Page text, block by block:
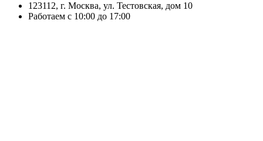
123112, г. Москва, ул. Тестовская, дом 10
Работаем с 10:00 до 17:00